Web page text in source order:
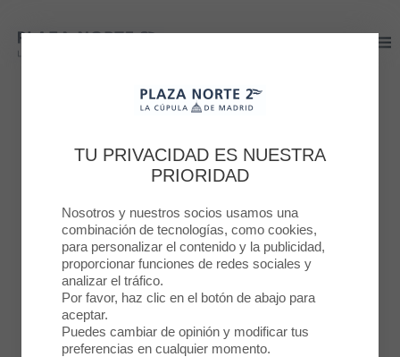
¡HAZTE
ECOSHOPPER!
20 ENE. 2020
TU PRIVACIDAD ES NUESTRA
PRIORIDAD
Nosotros y nuestros socios usamos una
combinación de tecnologías, como cookies,
para personalizar el contenido y la publicidad,
proporcionar funciones de redes sociales y
analizar el tráfico.
Por favor, haz clic en el botón de abajo para
aceptar.
Puedes cambiar de opinión y modificar tus
preferencias en cualquier momento.